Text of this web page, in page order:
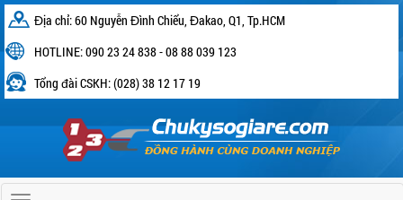
Địa chỉ: 60 Nguyễn Đình Chiểu, Đakao, Q1, Tp.HCM
HOTLINE: 090 23 24 838 - 08 88 039 123
Tổng đài CSKH: (028) 38 12 17 19